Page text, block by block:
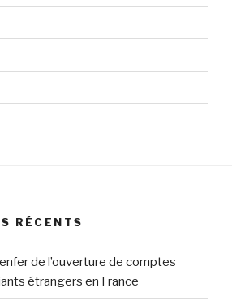
RÉCENTS
de l’ouverture de comptes
étrangers en France